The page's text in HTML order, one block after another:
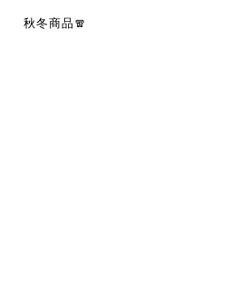
秋冬商品🧣